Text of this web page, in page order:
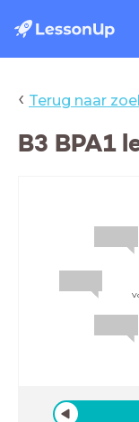
‹ Terug naar
B3 BPA1